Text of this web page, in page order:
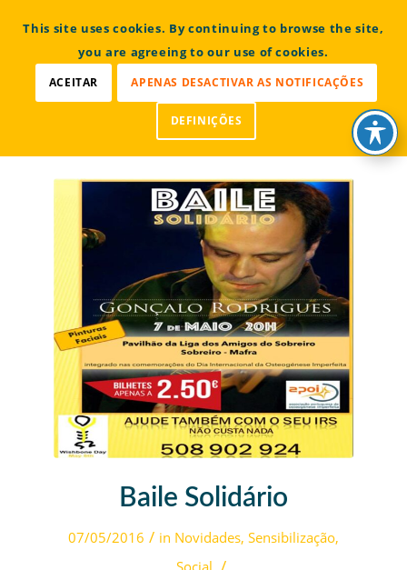
Bem vindo à Associação Portuguesa de Osteogénese
Imperfeita
Baile Solidário
07/05/2016 / in Novidades, Sensibilização,
This site uses cookies. By continuing to browse the site,
you are agreeing to our use of cookies.
ACEITAR APENAS DESACTIVAR AS NOTIFICAÇÕES
DEFINIÇÕES